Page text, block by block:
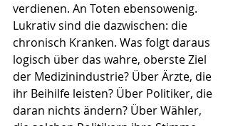
verdienen. An Toten ebensowenig.
Lukrativ sind die dazwischen: die
chronisch Kranken. Was folgt daraus
logisch über das wahre, oberste Ziel
der Medizinindustrie? Über Ärzte, die
ihr Beihilfe leisten? Über Politiker, die
daran nichts ändern? Über Wähler,